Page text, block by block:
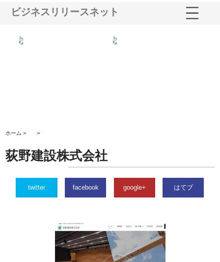
ビジネスリリースネット
ホーム > >
荻野建設株式会社
twitter facebook google+ はてブ